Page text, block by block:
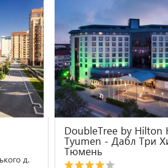
д.
DoubleTree by Hilton
Tyumen - Дабл Три
Тюмень